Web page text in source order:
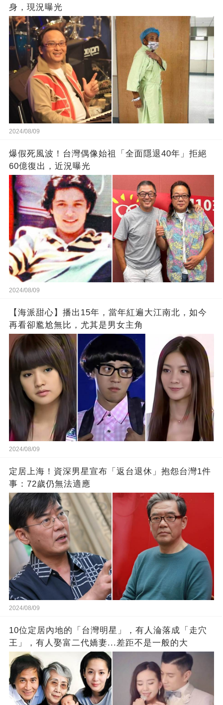
身，現況曝光
2024/08/09
爆假死風波！台灣偶像始祖「全面隱退40年」拒絕
60億復出，近況曝光
2024/08/09
【海派甜心】播出15年，當年紅遍大江南北，如今
再看卻尷尬無比，尤其是男女主角
2024/08/09
定居上海！資深男星宣布「返台退休」抱怨台灣1件
事：72歲仍無法適應
2024/08/09
10位定居內地的「台灣明星」，有人淪落成「走穴
王」，有人娶富二代嬌妻...差距不是一般的大